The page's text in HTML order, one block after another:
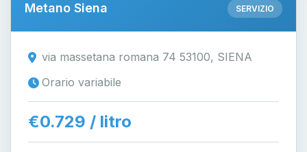
Metano Siena SERVIZIO
via massetana romana 74 53100, SIENA
Orario variabile
€0.729 / litro